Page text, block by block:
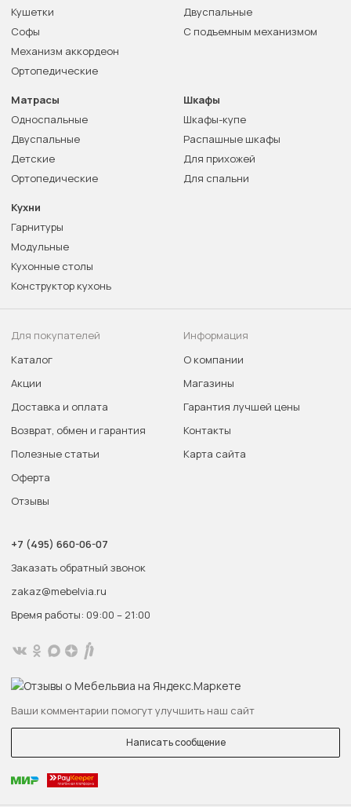
Кушетки
Софы
Механизм аккордеон
Ортопедические
Двуспальные
С подъемным механизмом
Матрасы
Односпальные
Двуспальные
Детские
Ортопедические
Шкафы
Шкафы-купе
Распашные шкафы
Для прихожей
Для спальни
Кухни
Гарнитуры
Модульные
Кухонные столы
Конструктор кухонь
Для покупателей
Каталог
Акции
Доставка и оплата
Возврат, обмен и гарантия
Полезные статьи
Оферта
Отзывы
Информация
О компании
Магазины
Гарантия лучшей цены
Контакты
Карта сайта
+7 (495) 660-06-07
Заказать обратный звонок
zakaz@mebelvia.ru
Время работы: 09:00 – 21:00
Ваши комментарии помогут улучшить наш сайт
Написать сообщение